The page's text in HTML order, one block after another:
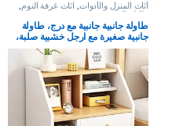
أثاث المنزل والأدوات اثاث غرفة النوم
طاولة السرير
طاولة جانبية جانبية مع درج، طاولة
جانبية صغيرة مع ارجل خشبية صلبة،
طاولة بجانب السرير للتخزين، طاولة
بيضاء مع منظم خزانة ملفات في غرفة
المعيشة وغرفة النوم والمكتب (50 ×
30 × 60 سم)